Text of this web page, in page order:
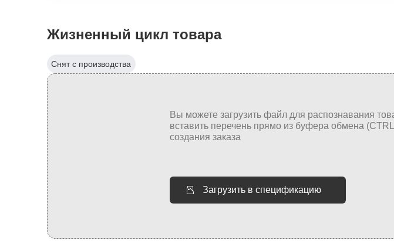
Жизненный цикл товара
Снят с производства
Загрузить в спецификацию